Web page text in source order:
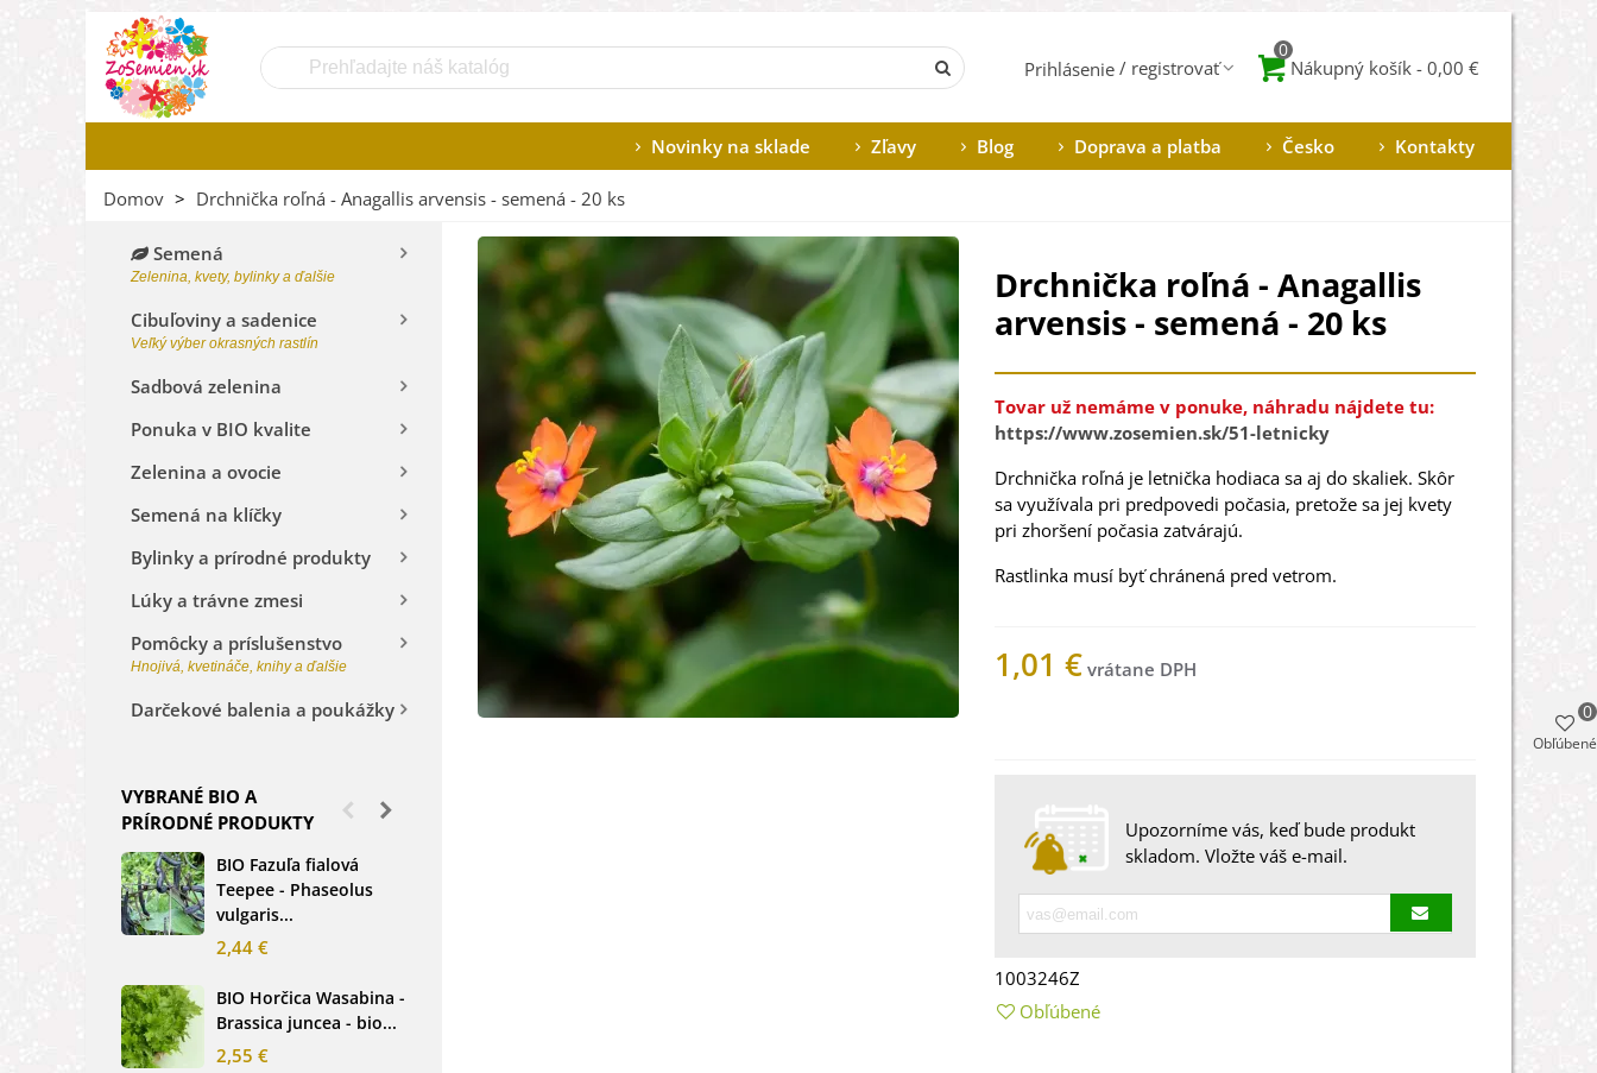
Prihlásenie
0
Nákupný košík - 0,00 €
Novinky na sklade Zľavy Blog Doprava a platba Česko Kontakty
Domov > Drchnička roľná - Anagallis arvensis - semená - 20 ks
Semená
Zelenina, kvety, bylinky a ďalšie
Cibuľoviny a sadenice
Veľký výber okrasných rastlín
Sadbová zelenina
Ponuka v BIO kvalite
Zelenina a ovocie
Semená na klíčky
Bylinky a prírodné produkty
Lúky a trávne zmesi
Pomôcky a príslušenstvo
Hnojivá, kvetináče, knihy a ďalšie
Darčekové balenia a poukážky
VYBRANÉ BIO A
PRÍRODNÉ PRODUKTY
BIO Fazuľa fialová
Teepee - Phaseolus
vulgaris...
2,44 €
BIO Horčica Wasabina -
Brassica juncea - bio...
2,55 €
Drchnička roľná - Anagallis
arvensis - semená - 20 ks
Tovar už nemáme v ponuke, náhradu nájdete tu:
https://www.zosemien.sk/51-letnicky
Drchnička roľná je letnička hodiaca sa aj do skaliek. Skôr
sa využívala pri predpovedi počasia, pretože sa jej kvety
pri zhoršení počasia zatvárajú.
Rastlinka musí byť chránená pred vetrom.
1,01 €
Upozorníme vás, keď bude produkt
skladom. Vložte váš e-mail.
1003246Z
Obľúbené
Obľúbené
0